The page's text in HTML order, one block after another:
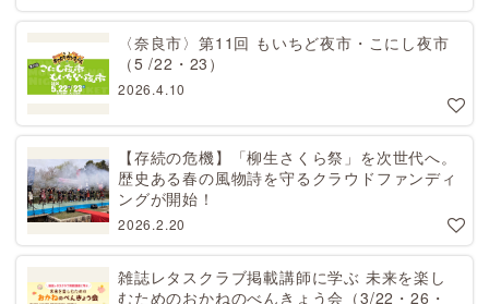
〈奈良市〉第11回 もいちど夜市・こにし夜市
（5 /22・23）
2026.4.10
【存続の危機】「柳生さくら祭」を次世代へ。
歴史ある春の風物詩を守るクラウドファンディ
ングが開始！
2026.2.20
雑誌レタスクラブ掲載講師に学ぶ 未来を楽し
むためのおかねのべんきょう会（3/22・26・